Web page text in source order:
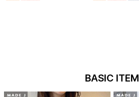
BASIC ITEM